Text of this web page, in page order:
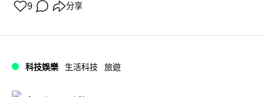
9 分享
科技娛樂 生活科技 旅遊